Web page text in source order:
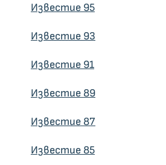
Известие 95
Известие 93
Известие 91
Известие 89
Известие 87
Известие 85